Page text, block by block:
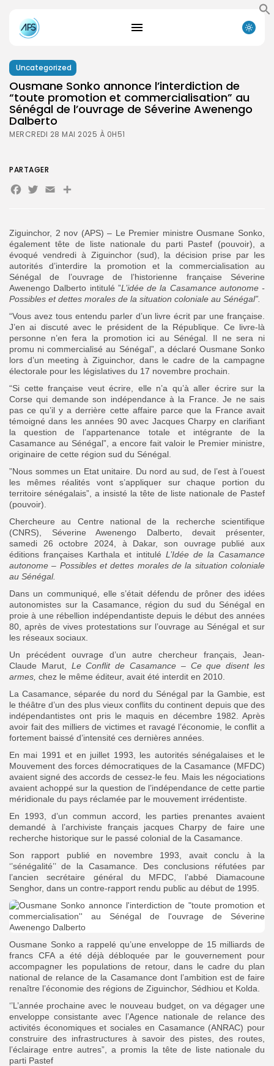
Search
for:
Search
Button
FR
Uncategorized
Ousmane Sonko annonce l’interdiction de
“toute promotion et commercialisation” au
Sénégal de l’ouvrage de Séverine Awenengo
Dalberto
MERCREDI 28 MAI 2025 À 0H51
Ziguinchor, 2 nov (APS) – Le Premier ministre Ousmane Sonko,
également tête de liste nationale du parti Pastef (pouvoir), a
évoqué vendredi à Ziguinchor (sud), la décision prise par les
autorités d’interdire la promotion et la commercialisation au
Sénégal de l’ouvrage de l’historienne française Séverine
Awenengo Dalberto intitulé ”L’idée de la Casamance autonome -
Possibles et dettes morales de la situation coloniale au Sénégal”.
“Vous avez tous entendu parler d’un livre écrit par une française.
J’en ai discuté avec le président de la République. Ce livre-là
personne n’en fera la promotion ici au Sénégal. Il ne sera ni
promu ni commercialisé au Sénégal”, a déclaré Ousmane Sonko
lors d’un meeting à Ziguinchor, dans le cadre de la campagne
électorale pour les législatives du 17 novembre prochain.
“Si cette française veut écrire, elle n’a qu’à aller écrire sur la
Corse qui demande son indépendance à la France. Je ne sais
pas ce qu’il y a derrière cette affaire parce que la France avait
témoigné dans les années 90 avec Jacques Charpy en clarifiant
la question de l’appartenance totale et intégrante de la
Casamance au Sénégal”, a encore fait valoir le Premier ministre,
originaire de cette région sud du Sénégal.
”Nous sommes un Etat unitaire. Du nord au sud, de l’est à l’ouest
les mêmes réalités vont s’appliquer sur chaque portion du
territoire sénégalais”, a insisté la tête de liste nationale de Pastef
(pouvoir).
Chercheure au Centre national de la recherche scientifique
(CNRS), Séverine Awenengo Dalberto, devait présenter,
samedi 26 octobre 2024, à Dakar, son ouvrage publié aux
éditions françaises Karthala et intitulé L’Idée de la Casamance
autonome – Possibles et dettes morales de la situation coloniale
au Sénégal.
Dans un communiqué, elle s’était défendu de prôner des idées
autonomistes sur la Casamance, région du sud du Sénégal en
proie à une rébellion indépendantiste depuis le début des années
80, après de vives protestations sur l’ouvrage au Sénégal et sur
les réseaux sociaux.
Un précédent ouvrage d’un autre chercheur français, Jean-
Claude Marut, Le Conflit de Casamance – Ce que disent les
armes, chez le même éditeur, avait été interdit en 2010.
La Casamance, séparée du nord du Sénégal par la Gambie, est
le théâtre d’un des plus vieux conflits du continent depuis que des
indépendantistes ont pris le maquis en décembre 1982. Après
avoir fait des milliers de victimes et ravagé l’économie, le conflit a
fortement baissé d’intensité ces dernières années.
En mai 1991 et en juillet 1993, les autorités sénégalaises et le
Mouvement des forces démocratiques de la Casamance (MFDC)
avaient signé des accords de cessez-le feu. Mais les négociations
avaient achoppé sur la question de l’indépendance de cette partie
méridionale du pays réclamée par le mouvement irrédentiste.
En 1993, d’un commun accord, les parties prenantes avaient
demandé à l’archiviste français jacques Charpy de faire une
recherche historique sur le passé colonial de la Casamance.
Son rapport publié en novembre 1993, avait conclu à la
‘’sénégalité’’ de la Casamance. Des conclusions réfutées par
l’ancien secrétaire général du MFDC, l’abbé Diamacoune
Senghor, dans un contre-rapport rendu public au début de 1995.
Ousmane Sonko a rappelé qu’une enveloppe de 15 milliards de
francs CFA a été déjà débloquée par le gouvernement pour
accompagner les populations de retour, dans le cadre du plan
national de relance de la Casamance dont l’ambition est de faire
renaître l’économie des régions de Ziguinchor, Sédhiou et Kolda.
‘’L’année prochaine avec le nouveau budget, on va dégager une
enveloppe consistante avec l’Agence nationale de relance des
activités économiques et sociales en Casamance (ANRAC) pour
construire des infrastructures à savoir des pistes, des routes,
l’éclairage entre autres”, a promis la tête de liste nationale du
parti Pastef
PARTAGER
Facebook
Twitter
EmailPartager